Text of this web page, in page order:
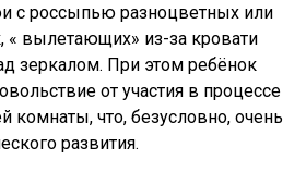
с россыпью разноцветных или
« вылетающих» из-за кровати
зеркалом. При этом ребёнок
от участия в процессе
комнаты, что, безусловно, очень
развития.